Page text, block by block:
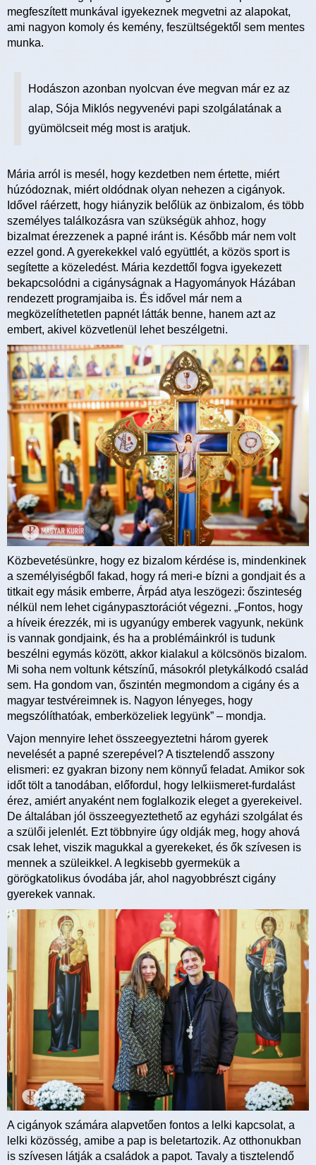
megfeszített munkával igyekeznek megvetni az alapokat,
ami nagyon komoly és kemény, feszültségektől sem mentes
munka.
Hodászon azonban nyolcvan éve megvan már ez az
alap, Sója Miklós negyvenévi papi szolgálatának a
gyümölcseit még most is aratjuk.
Mária arról is mesél, hogy kezdetben nem értette, miért
húzódoznak, miért oldódnak olyan nehezen a cigányok.
Idővel ráérzett, hogy hiányzik belőlük az önbizalom, és több
személyes találkozásra van szükségük ahhoz, hogy
bizalmat érezzenek a papné iránt is. Később már nem volt
ezzel gond. A gyerekekkel való együttlét, a közös sport is
segítette a közeledést. Mária kezdettől fogva igyekezett
bekapcsolódni a cigányságnak a Hagyományok Házában
rendezett programjaiba is. És idővel már nem a
megközelíthetetlen papnét látták benne, hanem azt az
embert, akivel közvetlenül lehet beszélgetni.
Közbevetésünkre, hogy ez bizalom kérdése is, mindenkinek
a személyiségből fakad, hogy rá meri-e bízni a gondjait és a
titkait egy másik emberre, Árpád atya leszögezi: őszinteség
nélkül nem lehet cigánypasztorációt végezni. „Fontos, hogy
a híveik érezzék, mi is ugyanúgy emberek vagyunk, nekünk
is vannak gondjaink, és ha a problémáinkról is tudunk
beszélni egymás között, akkor kialakul a kölcsönös bizalom.
Mi soha nem voltunk kétszínű, másokról pletykálkodó család
sem. Ha gondom van, őszintén megmondom a cigány és a
magyar testvéreimnek is. Nagyon lényeges, hogy
megszólíthatóak, emberközeliek legyünk” – mondja.
Vajon mennyire lehet összeegyeztetni három gyerek
nevelését a papné szerepével? A tisztelendő asszony
elismeri: ez gyakran bizony nem könnyű feladat. Amikor sok
időt tölt a tanodában, előfordul, hogy lelkiismeret-furdalást
érez, amiért anyaként nem foglalkozik eleget a gyerekeivel.
De általában jól összeegyeztethető az egyházi szolgálat és
a szülői jelenlét. Ezt többnyire úgy oldják meg, hogy ahová
csak lehet, viszik magukkal a gyerekeket, és ők szívesen is
mennek a szüleikkel. A legkisebb gyermekük a
görögkatolikus óvodába jár, ahol nagyobbrészt cigány
gyerekek vannak.
A cigányok számára alapvetően fontos a lelki kapcsolat, a
lelki közösség, amibe a pap is beletartozik. Az otthonukban
is szívesen látják a családok a papot. Tavaly a tisztelendő